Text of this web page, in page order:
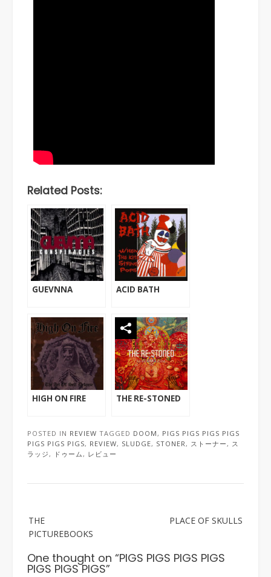
Related Posts:
GUEVNNA ACID BATH
HIGH ON FIRE THE RE-STONED
POSTED IN REVIEW TAGGED DOOM , PIGS PIGS PIGS PIGS
PIGS PIGS PIGS, REVIEW, SLUDGE, STONER , ストーナー , ス
ラッジ , ドゥーム , レビュー
THE
PICTUREBOOKS
PLACE OF SKULLS
One thought on “PIGS PIGS PIGS PIGS
PIGS PIGS PIGS”